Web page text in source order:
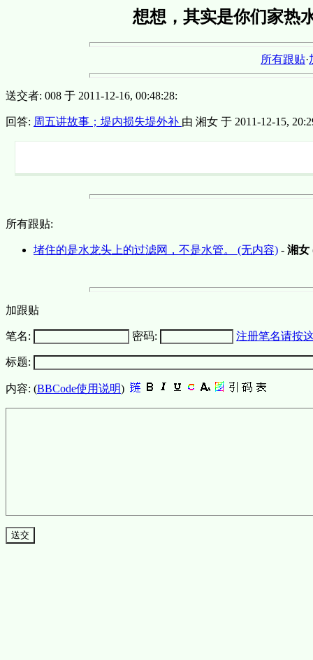
想想，其实是你们家热
所有跟贴·
送交者: 008 于 2011-12-16, 00:48:28:
回答: 周五讲故事；堤内损失堤外补 由 湘女 于 2011-12-15,
所有跟贴:
堵住的是水龙头上的过滤网，不是水管。 (无内容) - 湘女
加跟贴
笔名: 密码: 注册笔名请按
标题:
内容: (BBCode使用说明)